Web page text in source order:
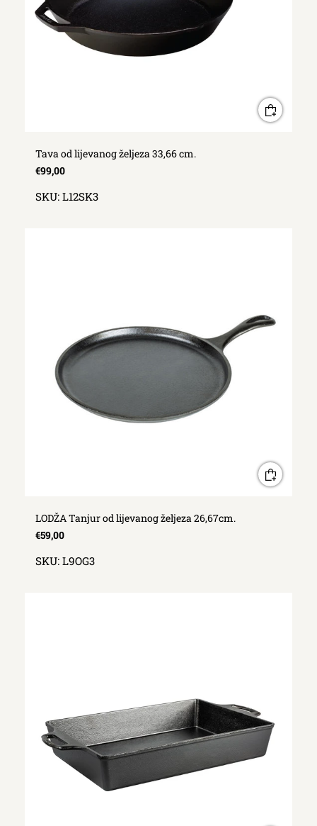
Tava od lijevanog željeza 33,66 cm.
€99,00
SKU: L12SK3
LODŽA Tanjur od lijevanog željeza 26,67cm.
€59,00
SKU: L9OG3